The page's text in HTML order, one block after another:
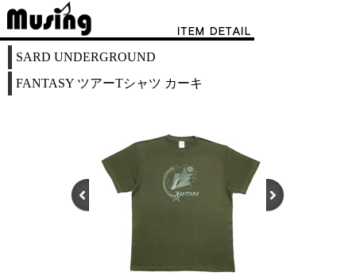
SARD UNDERGROUND
FANTASY ツアーTシャツ カーキ